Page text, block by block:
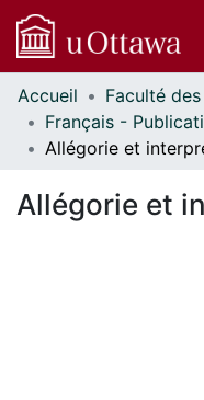
Communautés
et collections
Parcourir
À propos
Accueil
Français -
Allégorie et
Allégorie et